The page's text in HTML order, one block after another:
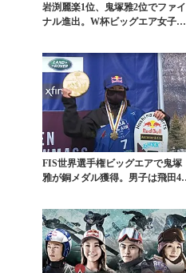
岩渕麗楽1位、鬼塚雅2位でファイ
ナル進出。W杯ビッグエア女子予
FIS世界選手権ビッグエアで鬼塚
雅が銅メダル獲得。男子は飛田4